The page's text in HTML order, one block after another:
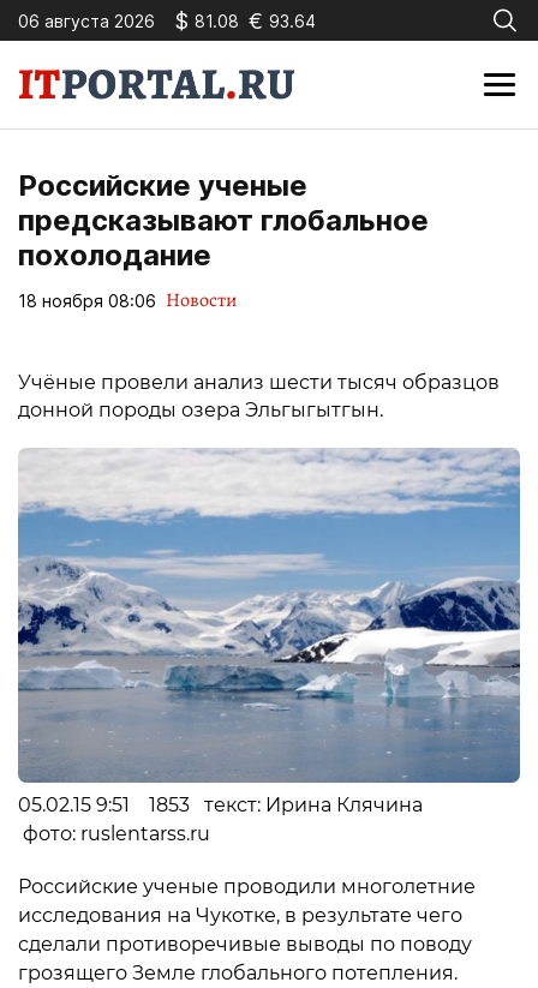
06 августа 2026 $ 81.08 € 93.64
Российские ученые
предсказывают глобальное
похолодание
18 ноября 08:06 Новости
Учёные провели анализ шести тысяч образцов
донной породы озера Эльгыгытгын.
05.02.15 9:51 1853 текст: Ирина Клячина
фото: ruslentarss.ru
Российские ученые проводили многолетние
исследования на Чукотке, в результате чего
сделали противоречивые выводы по поводу
грозящего Земле глобального потепления.